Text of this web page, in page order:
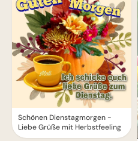
Schönen Dienstagmorgen -
Liebe Grüße mit Herbstfeeling